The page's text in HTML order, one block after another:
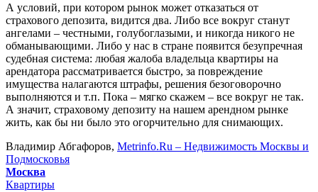
А условий, при котором рынок может отказаться от
страхового депозита, видится два. Либо все вокруг станут
ангелами – честными, голубоглазыми, и никогда никого не
обманывающими. Либо у нас в стране появится безупречная
судебная система: любая жалоба владельца квартиры на
арендатора рассматривается быстро, за повреждение
имущества налагаются штрафы, решения безоговорочно
выполняются и т.п. Пока – мягко скажем – все вокруг не так.
А значит, страховому депозиту на нашем арендном рынке
жить, как бы ни было это огорчительно для снимающих.
Владимир Абгафоров, Metrinfo.Ru – Недвижимость Москвы и
Подмосковья
Москва
Квартиры